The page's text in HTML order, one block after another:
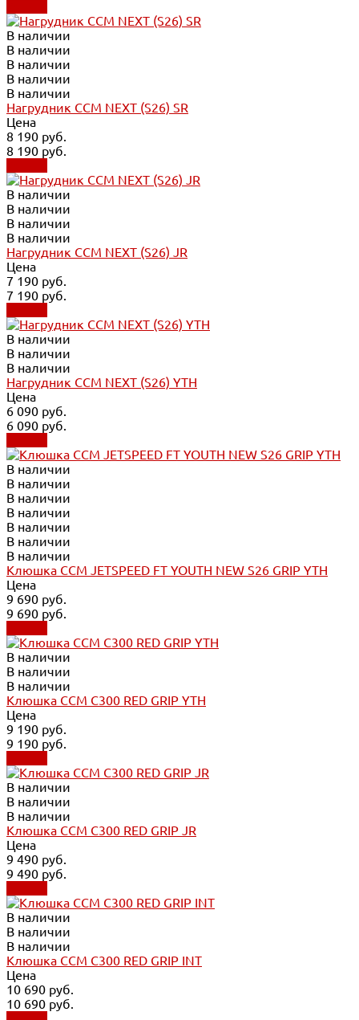
В наличии
В наличии
В наличии
В наличии
В наличии
Нагрудник CCM NEXT (S26) SR
Цена
8 190 руб.
8 190 руб.
В наличии
В наличии
В наличии
В наличии
Нагрудник CCM NEXT (S26) JR
Цена
7 190 руб.
7 190 руб.
В наличии
В наличии
В наличии
Нагрудник CCM NEXT (S26) YTH
Цена
6 090 руб.
6 090 руб.
В наличии
В наличии
В наличии
В наличии
В наличии
В наличии
В наличии
Клюшка CCM JETSPEED FT YOUTH NEW S26 GRIP YTH
Цена
9 690 руб.
9 690 руб.
В наличии
В наличии
В наличии
Клюшка CCM C300 RED GRIP YTH
Цена
9 190 руб.
9 190 руб.
В наличии
В наличии
В наличии
Клюшка CCM C300 RED GRIP JR
Цена
9 490 руб.
9 490 руб.
В наличии
В наличии
В наличии
Клюшка CCM C300 RED GRIP INT
Цена
10 690 руб.
10 690 руб.